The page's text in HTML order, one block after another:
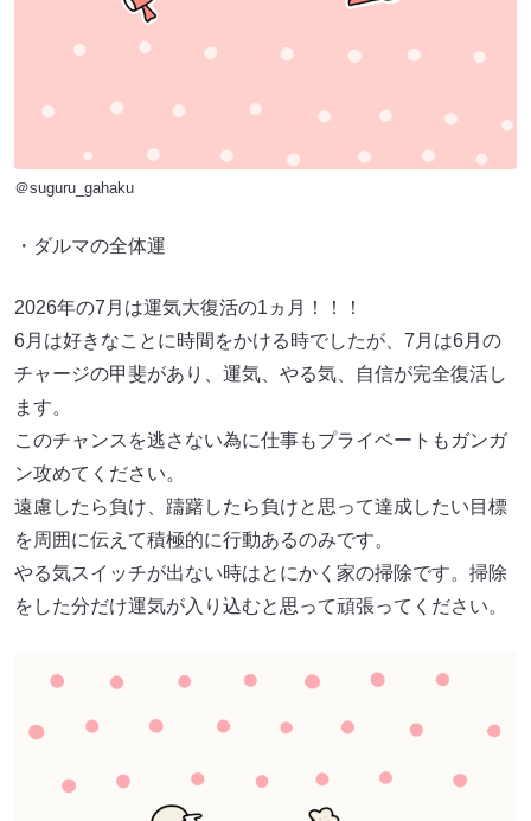
＠suguru_gahaku
・ダルマの全体運
2026年の7月は運気大復活の1ヵ月！！！
6月は好きなことに時間をかける時でしたが、7月は6月の
チャージの甲斐があり、運気、やる気、自信が完全復活し
ます。
このチャンスを逃さない為に仕事もプライベートもガンガ
ン攻めてください。
遠慮したら負け、躊躇したら負けと思って達成したい目標
を周囲に伝えて積極的に行動あるのみです。
やる気スイッチが出ない時はとにかく家の掃除です。掃除
をした分だけ運気が入り込むと思って頑張ってください。